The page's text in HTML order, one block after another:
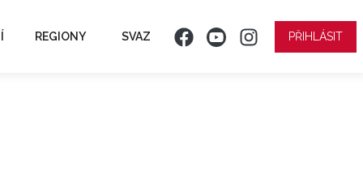
REGIONY SVAZ PŘIHLÁSIT